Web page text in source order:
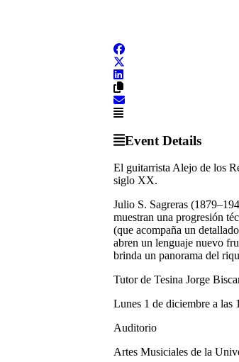
Event Details
El guitarrista Alejo de los
siglo XX.
Julio S. Sagreras
muestran una progresión
(que acompaña un
abren un lenguaje nuevo
brinda un panorama del
Tutor de Tesina Jorge
Lunes 1 de diciembre a las
Auditorio
Artes Musiciales de la